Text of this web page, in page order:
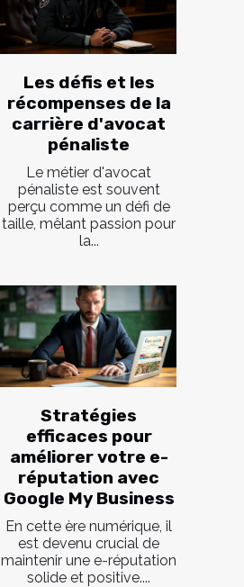
Les défis et les
récompenses de la
carrière d'avocat
pénaliste
Le métier d'avocat
pénaliste est souvent
perçu comme un défi de
taille, mêlant passion pour
la...
Stratégies
efficaces pour
améliorer votre e-
réputation avec
Google My Business
En cette ère numérique, il
est devenu crucial de
maintenir une e-réputation
solide et positive....